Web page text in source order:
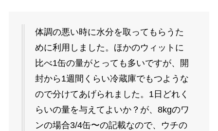
体調の悪い時に水分を取ってもらうた
めに利用しました。ほかのウィットに
比べ1缶の量がとっても多いですが、開
封から1週間くらい冷蔵庫でもつような
ので分けてあげられました。1日どれく
らいの量を与えてよいか？が、8kgのワ
ンの場合3/4缶〜の記載なので、ウチの